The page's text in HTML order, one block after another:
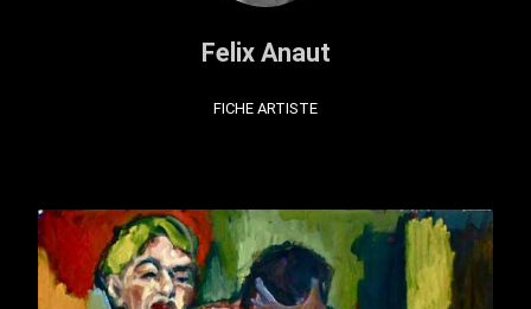
Felix Anaut
FICHE ARTISTE